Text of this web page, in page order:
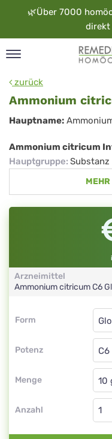
🌿Über 7000
direkt
zurück
Ammonium
Ammonium
citricum
Hauptname:
Ammonium citricum
Hauptgruppe: Substanz
Arzneimittel
Ammonium citricumC6
Form
Potenz
C6
Menge
Anzahl